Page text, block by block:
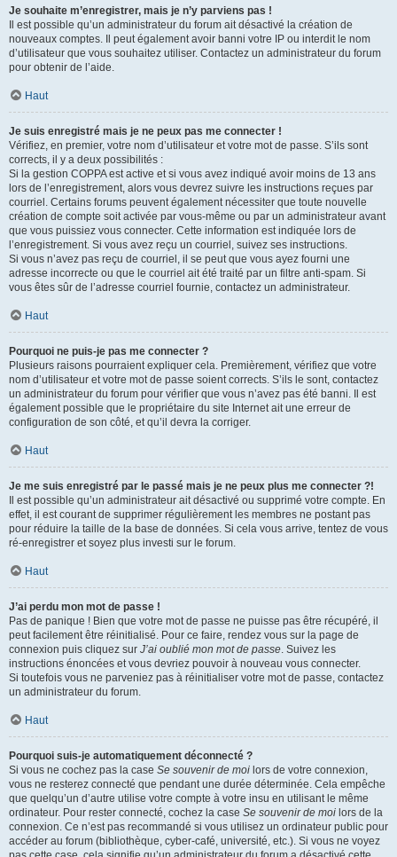
Je souhaite m’enregistrer, mais je n’y parviens pas !
Il est possible qu’un administrateur du forum ait désactivé la création de
nouveaux comptes. Il peut également avoir banni votre IP ou interdit le nom
d’utilisateur que vous souhaitez utiliser. Contactez un administrateur du forum
pour obtenir de l’aide.
Haut
Je suis enregistré mais je ne peux pas me connecter !
Vérifiez, en premier, votre nom d’utilisateur et votre mot de passe. S’ils sont
corrects, il y a deux possibilités :
Si la gestion COPPA est active et si vous avez indiqué avoir moins de 13 ans
lors de l’enregistrement, alors vous devrez suivre les instructions reçues par
courriel. Certains forums peuvent également nécessiter que toute nouvelle
création de compte soit activée par vous-même ou par un administrateur avant
que vous puissiez vous connecter. Cette information est indiquée lors de
l’enregistrement. Si vous avez reçu un courriel, suivez ses instructions.
Si vous n’avez pas reçu de courriel, il se peut que vous ayez fourni une
adresse incorrecte ou que le courriel ait été traité par un filtre anti-spam. Si
vous êtes sûr de l’adresse courriel fournie, contactez un administrateur.
Haut
Pourquoi ne puis-je pas me connecter ?
Plusieurs raisons pourraient expliquer cela. Premièrement, vérifiez que votre
nom d’utilisateur et votre mot de passe soient corrects. S’ils le sont, contactez
un administrateur du forum pour vérifier que vous n’avez pas été banni. Il est
également possible que le propriétaire du site Internet ait une erreur de
configuration de son côté, et qu’il devra la corriger.
Haut
Je me suis enregistré par le passé mais je ne peux plus me connecter ?!
Il est possible qu’un administrateur ait désactivé ou supprimé votre compte. En
effet, il est courant de supprimer régulièrement les membres ne postant pas
pour réduire la taille de la base de données. Si cela vous arrive, tentez de vous
ré-enregistrer et soyez plus investi sur le forum.
Haut
J’ai perdu mon mot de passe !
Pas de panique ! Bien que votre mot de passe ne puisse pas être récupéré, il
peut facilement être réinitialisé. Pour ce faire, rendez vous sur la page de
connexion puis cliquez sur J’ai oublié mon mot de passe. Suivez les
instructions énoncées et vous devriez pouvoir à nouveau vous connecter.
Si toutefois vous ne parveniez pas à réinitialiser votre mot de passe, contactez
un administrateur du forum.
Haut
Pourquoi suis-je automatiquement déconnecté ?
Si vous ne cochez pas la case Se souvenir de moi lors de votre connexion,
vous ne resterez connecté que pendant une durée déterminée. Cela empêche
que quelqu’un d’autre utilise votre compte à votre insu en utilisant le même
ordinateur. Pour rester connecté, cochez la case Se souvenir de moi lors de la
connexion. Ce n’est pas recommandé si vous utilisez un ordinateur public pour
accéder au forum (bibliothèque, cyber-café, université, etc.). Si vous ne voyez